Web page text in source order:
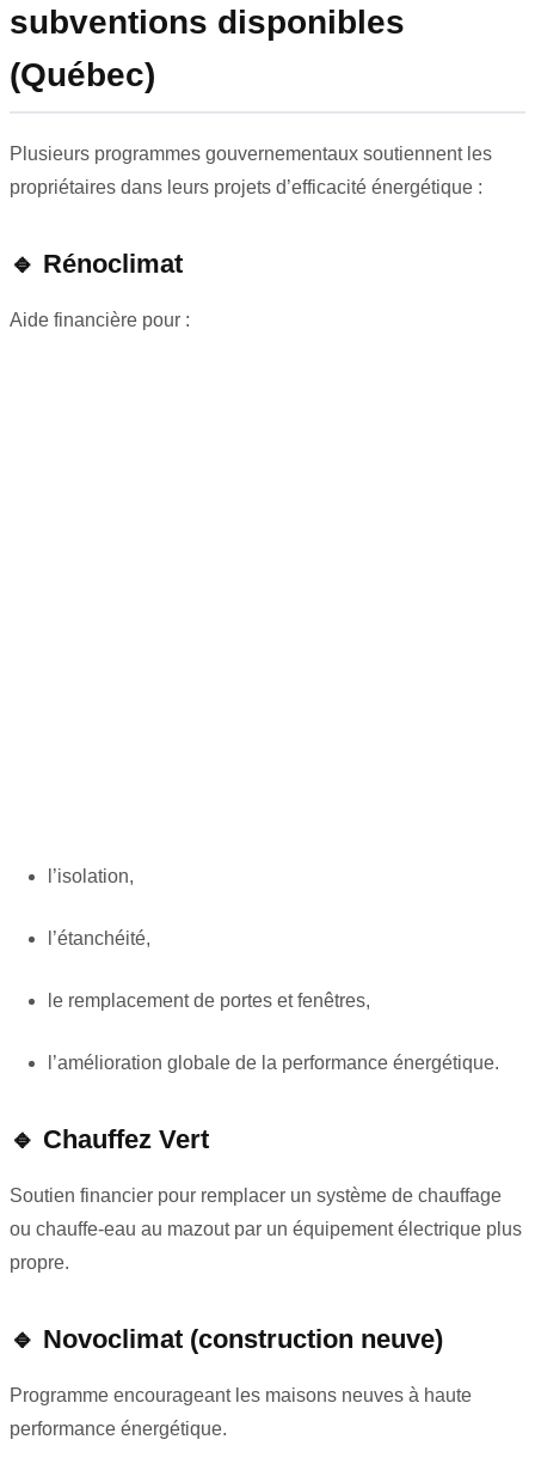
subventions disponibles
(Québec)
Plusieurs programmes gouvernementaux soutiennent les
propriétaires dans leurs projets d’efficacité énergétique :
🔹 Rénoclimat
Aide financière pour :
l’isolation,
l’étanchéité,
le remplacement de portes et fenêtres,
l’amélioration globale de la performance énergétique.
🔹 Chauffez Vert
Soutien financier pour remplacer un système de chauffage
ou chauffe-eau au mazout par un équipement électrique plus
propre.
🔹 Novoclimat (construction neuve)
Programme encourageant les maisons neuves à haute
performance énergétique.